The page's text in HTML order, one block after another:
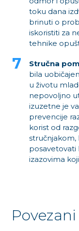
toku dana
brinuti o
iskoristiti za
tehnike
Stručna
bila
u životu
nepovoljno
izuzetne je
prevencije
korist od
stručnjakom,
posavetovati
izazovima